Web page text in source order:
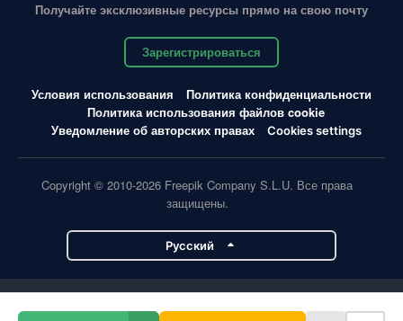
Получайте эксклюзивные ресурсы прямо на свою почту
Зарегистрироваться
Условия использования
Политика конфиденциальности
Политика использования файлов cookie
Уведомление об авторских правах
Cookies settings
Copyright © 2010-2026 Freepik Company S.L.U. Все права
защищены.
Pусский